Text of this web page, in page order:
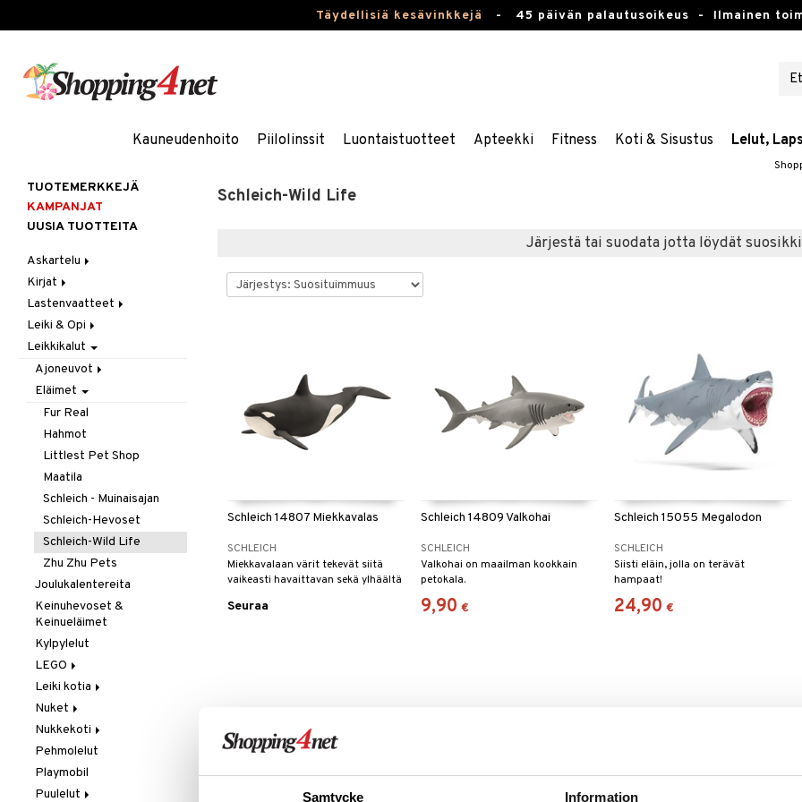
Samtycke Information
Täydellisiä kesävinkkejä - 45 päivän palautusoikeus - Ilmainen
Kauneudenhoito Piilolinssit Luontaistuotteet Apteekki Fitness Koti & Sisustus Lelut,
Schleich-Wild Life
Järjestä tai suodata jotta löydät
Schleich 14807 Miekkavalas
SCHLEICH
Miekkavalaan värit tekevät siitä
vaikeasti havaittavan sekä ylhäältä
Seuraa
Schleich 14809 Valkohai
SCHLEICH
Valkohai on maailman kookkain
petokala.
9,90 €
Schleich 15055 Megalodon
SCHLEICH
Siisti eläin, jolla on terävät
hampaat!
24,90 €
TUOTEMERKKEJÄ
KAMPANJAT
UUSIA TUOTTEITA
Askartelu
Askartelumateriaalit
Askartelusetti
Helmet
Koulutarvikkeet
Muovailuvaha
Piirrä ja maalaa
Taikuus
Tarrat
Kirjat
Askartelukirjat
Maalauskirjat
Päiväkirjat
Lastenvaatteet
Alaosat
Leggingsit
Alusvaatteet & Sukat
Kengät
Mekot
Pientuotteet
Lippalakit &
Aurinkohatut
Uima-asut & UV-vaatteet
Vuodevaatteet
Yläosat
Hupparit ja colleget
T-paidat
Leiki & Opi
Opetuslelut
Oppimispelit
Soittimet
Testikitit
Leikkikalut
Ajoneuvot
Autoradat
Autot
Junat
Palokunta
Poliisi
Työajoneuvot
Eläimet
Fur Real
Hahmot
Littlest Pet Shop
Maatila
Schleich - Muinaisajan
Schleich-Hevoset
Schleich-Wild Life
Zhu Zhu Pets
Joulukalentereita
Keinuhevoset &
Keinueläimet
Kylpylelut
LEGO
Botanicals
Fortnite
LEGO Bluey
LEGO City
LEGO Classic
LEGO Creator
Leiki kotia
Keittiö &
keittiötarvikkeet
Siivous
Nuket
Baby Born
Barbie
Cocomelon
Disney Prinsessat
Nukkekoti
Lundby
Lundby Tukholma
Muumi
Pehmolelut
Playmobil
Puulelut